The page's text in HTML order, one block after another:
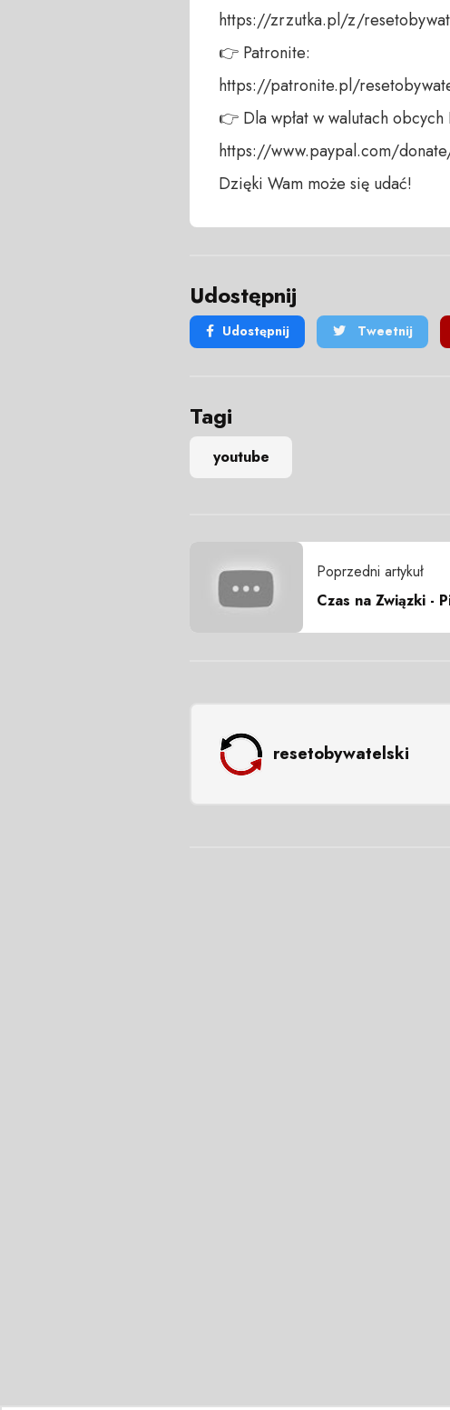
https://zrzutka.pl/z/
👉 Patronite:
https://patronite.pl/
👉 Dla wpłat w walutach obcych
https://www.paypal.com/
Dzięki Wam może się udać!
Udostępnij
Udostępnij Tweetnij
Tagi
youtube
Poprzedni artykuł
Czas na Związki -
resetobywatelski